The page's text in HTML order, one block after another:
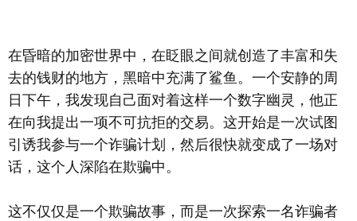
在昏暗的加密世界中，在眨眼之间就创造了丰富和失
去的钱财的地方，黑暗中充满了鲨鱼。一个安静的周
日下午，我发现自己面对着这样一个数字幽灵，他正
在向我提出一项不可抗拒的交易。这开始是一次试图
引诱我参与一个诈骗计划，然后很快就变成了一场对
话，这个人深陷在欺骗中。
这不仅仅是一个欺骗故事，而是一次探索一名诈骗者